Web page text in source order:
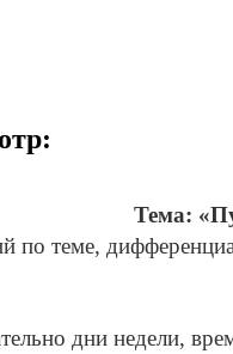
Тема:
по теме,
дни недели,